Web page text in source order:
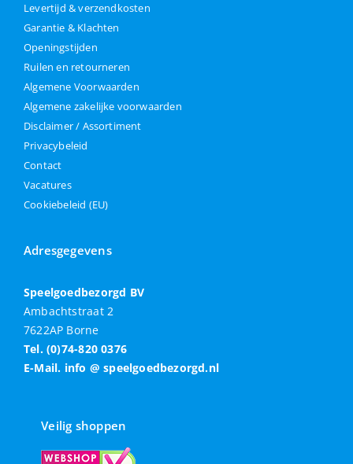
Levertijd & verzendkosten
Garantie & Klachten
Openingstijden
Ruilen en retourneren
Algemene Voorwaarden
Algemene zakelijke voorwaarden
Disclaimer / Assortiment
Privacybeleid
Contact
Vacatures
Cookiebeleid (EU)
Adresgegevens
Speelgoedbezorgd BV
Ambachtstraat 2
7622AP Borne
Tel. (0)74-820 0376
E-Mail. info @ speelgoedbezorgd.nl
Veilig shoppen